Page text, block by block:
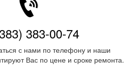
383-00-74
с нами по телефону и наши
Вас по цене и сроке ремонта.